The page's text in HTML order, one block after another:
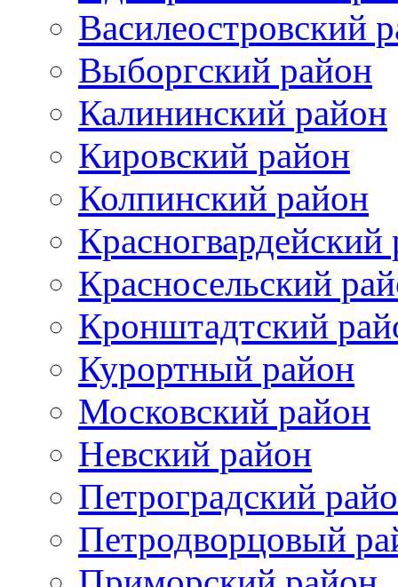
Василеостровский
Выборгский район
Калининский район
Кировский район
Колпинский район
Красногвардейский
Красносельский
Кронштадтский
Курортный район
Московский район
Невский район
Петроградский
Петродворцовый